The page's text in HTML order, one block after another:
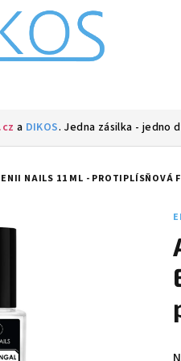
a DIKOS. Jedna zásilka - jedno
NAILS 11 ML - PROTIPLÍSŇOVÁ